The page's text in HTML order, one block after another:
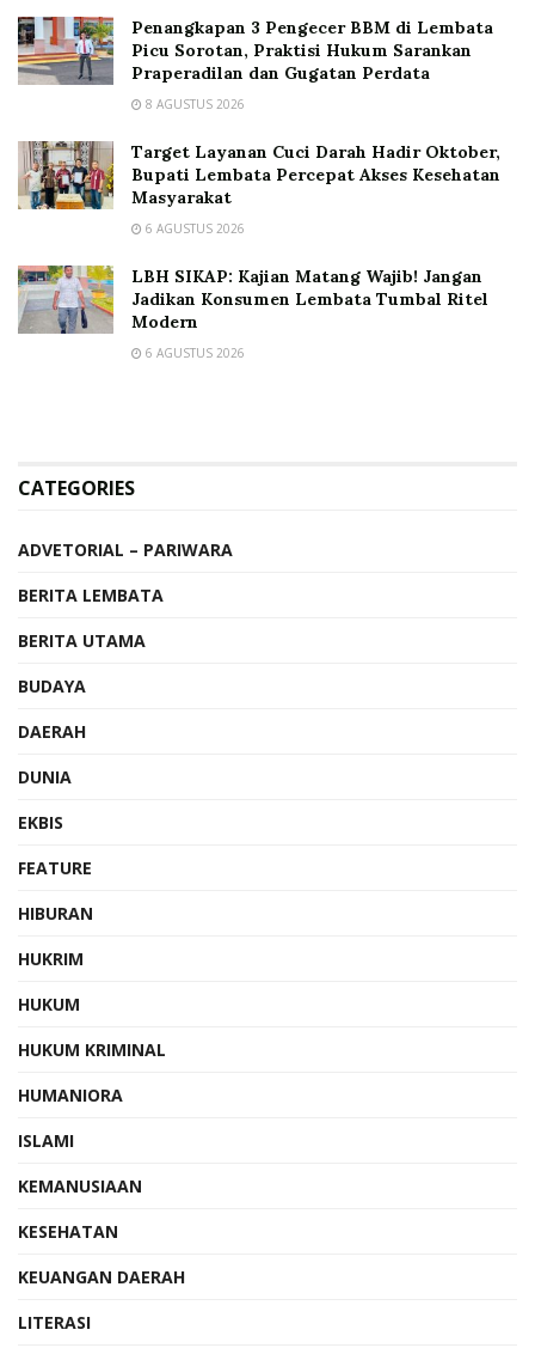
Penangkapan 3 Pengecer BBM di Lembata
Picu Sorotan, Praktisi Hukum Sarankan
Praperadilan dan Gugatan Perdata
8 AGUSTUS 2026
Target Layanan Cuci Darah Hadir Oktober,
Bupati Lembata Percepat Akses Kesehatan
Masyarakat
6 AGUSTUS 2026
LBH SIKAP: Kajian Matang Wajib! Jangan
Jadikan Konsumen Lembata Tumbal Ritel
Modern
6 AGUSTUS 2026
CATEGORIES
ADVETORIAL – PARIWARA
BERITA LEMBATA
BERITA UTAMA
BUDAYA
DAERAH
DUNIA
EKBIS
FEATURE
HIBURAN
HUKRIM
HUKUM
HUKUM KRIMINAL
HUMANIORA
ISLAMI
KEMANUSIAAN
KESEHATAN
KEUANGAN DAERAH
LITERASI